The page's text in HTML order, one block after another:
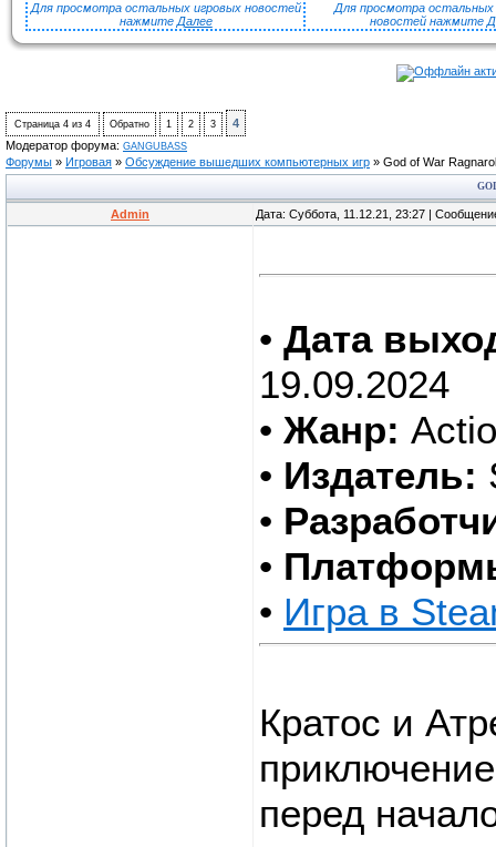
Для просмотра остальных игровых новостей
нажмите Далее
Для просмотра остальных
новостей нажмите
Страница 4 из 4 Обратно 1 2 3
4
Модератор форума: GANGUBASS
Форумы » Игровая » Обсуждение вышедших компьютерных игр » God of War
Admin Дата: Суббота, 11.12.21, 23:27 |
• Дата
19.09.2024
• Жанр:
• Издатель:
•
•
• Игра в
Кратос и
перед